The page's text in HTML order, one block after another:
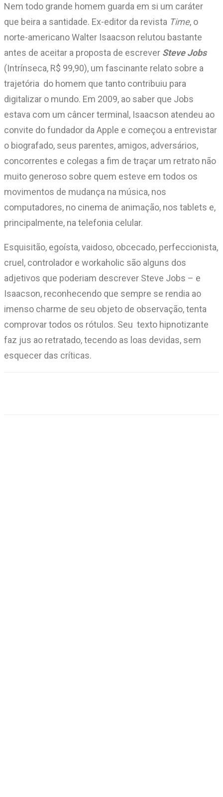
Nem todo grande homem guarda em si um caráter
que beira a santidade. Ex-editor da revista Time, o
norte-americano Walter Isaacson relutou bastante
antes de aceitar a proposta de escrever Steve Jobs
(Intrínseca, R$ 99,90), um fascinante relato sobre a
trajetória do homem que tanto contribuiu para
digitalizar o mundo. Em 2009, ao saber que Jobs
estava com um câncer terminal, Isaacson atendeu ao
convite do fundador da Apple e começou a entrevistar
o biografado, seus parentes, amigos, adversários,
concorrentes e colegas a fim de traçar um retrato não
muito generoso sobre quem esteve em todos os
movimentos de mudança na música, nos
computadores, no cinema de animação, nos tablets e,
principalmente, na telefonia celular.
Esquisitão, egoísta, vaidoso, obcecado, perfeccionista,
cruel, controlador e workaholic são alguns dos
adjetivos que poderiam descrever Steve Jobs – e
Isaacson, reconhecendo que sempre se rendia ao
imenso charme de seu objeto de observação, tenta
comprovar todos os rótulos. Seu texto hipnotizante
faz jus ao retratado, tecendo as loas devidas, sem
esquecer das críticas.